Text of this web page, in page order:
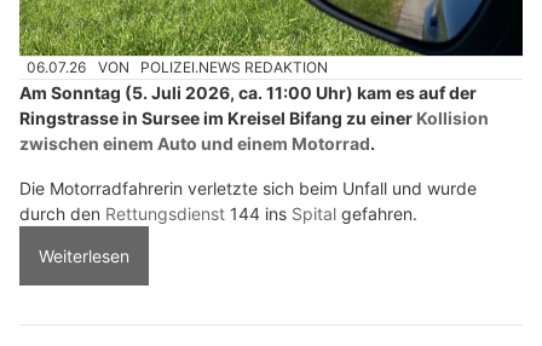
06.07.26 VON POLIZEI.NEWS REDAKTION
Am Sonntag (5. Juli 2026, ca. 11:00 Uhr) kam es auf der
Ringstrasse in Sursee im Kreisel Bifang zu einer Kollision
zwischen einem Auto und einem Motorrad.
Die Motorradfahrerin verletzte sich beim Unfall und wurde
durch den Rettungsdienst 144 ins Spital gefahren.
Weiterlesen